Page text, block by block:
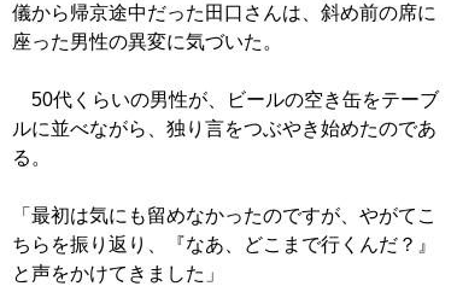
儀から帰京途中だった田口さんは、斜め前の席に
座った男性の異変に気づいた。
50代くらいの男性が、ビールの空き缶をテーブ
ルに並べながら、独り言をつぶやき始めたのであ
る。
「最初は気にも留めなかったのですが、やがてこ
ちらを振り返り、『なあ、どこまで行くんだ？』
と声をかけてきました」